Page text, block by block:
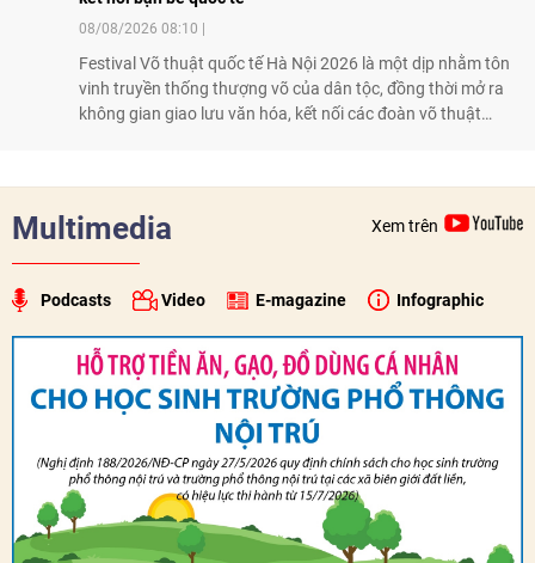
08/08/2026 08:10
Festival Võ thuật quốc tế Hà Nội 2026 là một dịp nhằm tôn
vinh truyền thống thượng võ của dân tộc, đồng thời mở ra
không gian giao lưu văn hóa, kết nối các đoàn võ thuật
Multimedia Xem trên
Podcasts Video E-magazine Infographic